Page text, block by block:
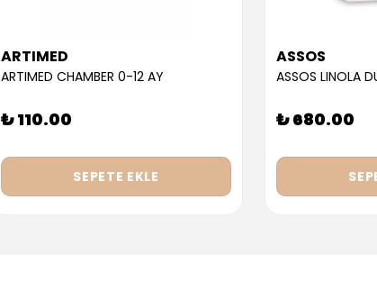
ARTIMED
ARTIMED CHAMBER 0-12 AY
₺ 110.00
SEPETE EKLE
ASSOS
ASSOS LINOLA
₺ 680.00